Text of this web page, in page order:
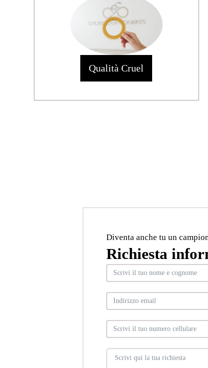
Qualità Cruel
Diventa anche tu un
Richiesta